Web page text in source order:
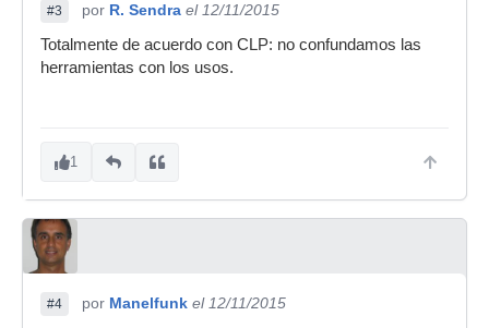
#3 por R. Sendra el 12/11/2015
Totalmente de acuerdo con CLP: no confundamos las
herramientas con los usos.
1
#4 por Manelfunk el 12/11/2015